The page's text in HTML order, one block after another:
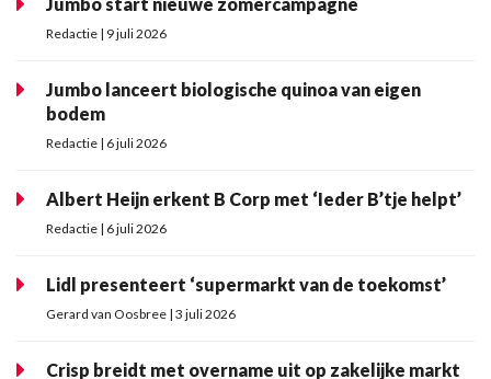
Redactie | 9 juli 2026
Jumbo lanceert biologische quinoa van eigen
bodem
Redactie | 6 juli 2026
Albert Heijn erkent B Corp met ‘Ieder B’tje helpt’
Redactie | 6 juli 2026
Lidl presenteert ‘supermarkt van de toekomst’
Gerard van Oosbree | 3 juli 2026
Crisp breidt met overname uit op zakelijke markt